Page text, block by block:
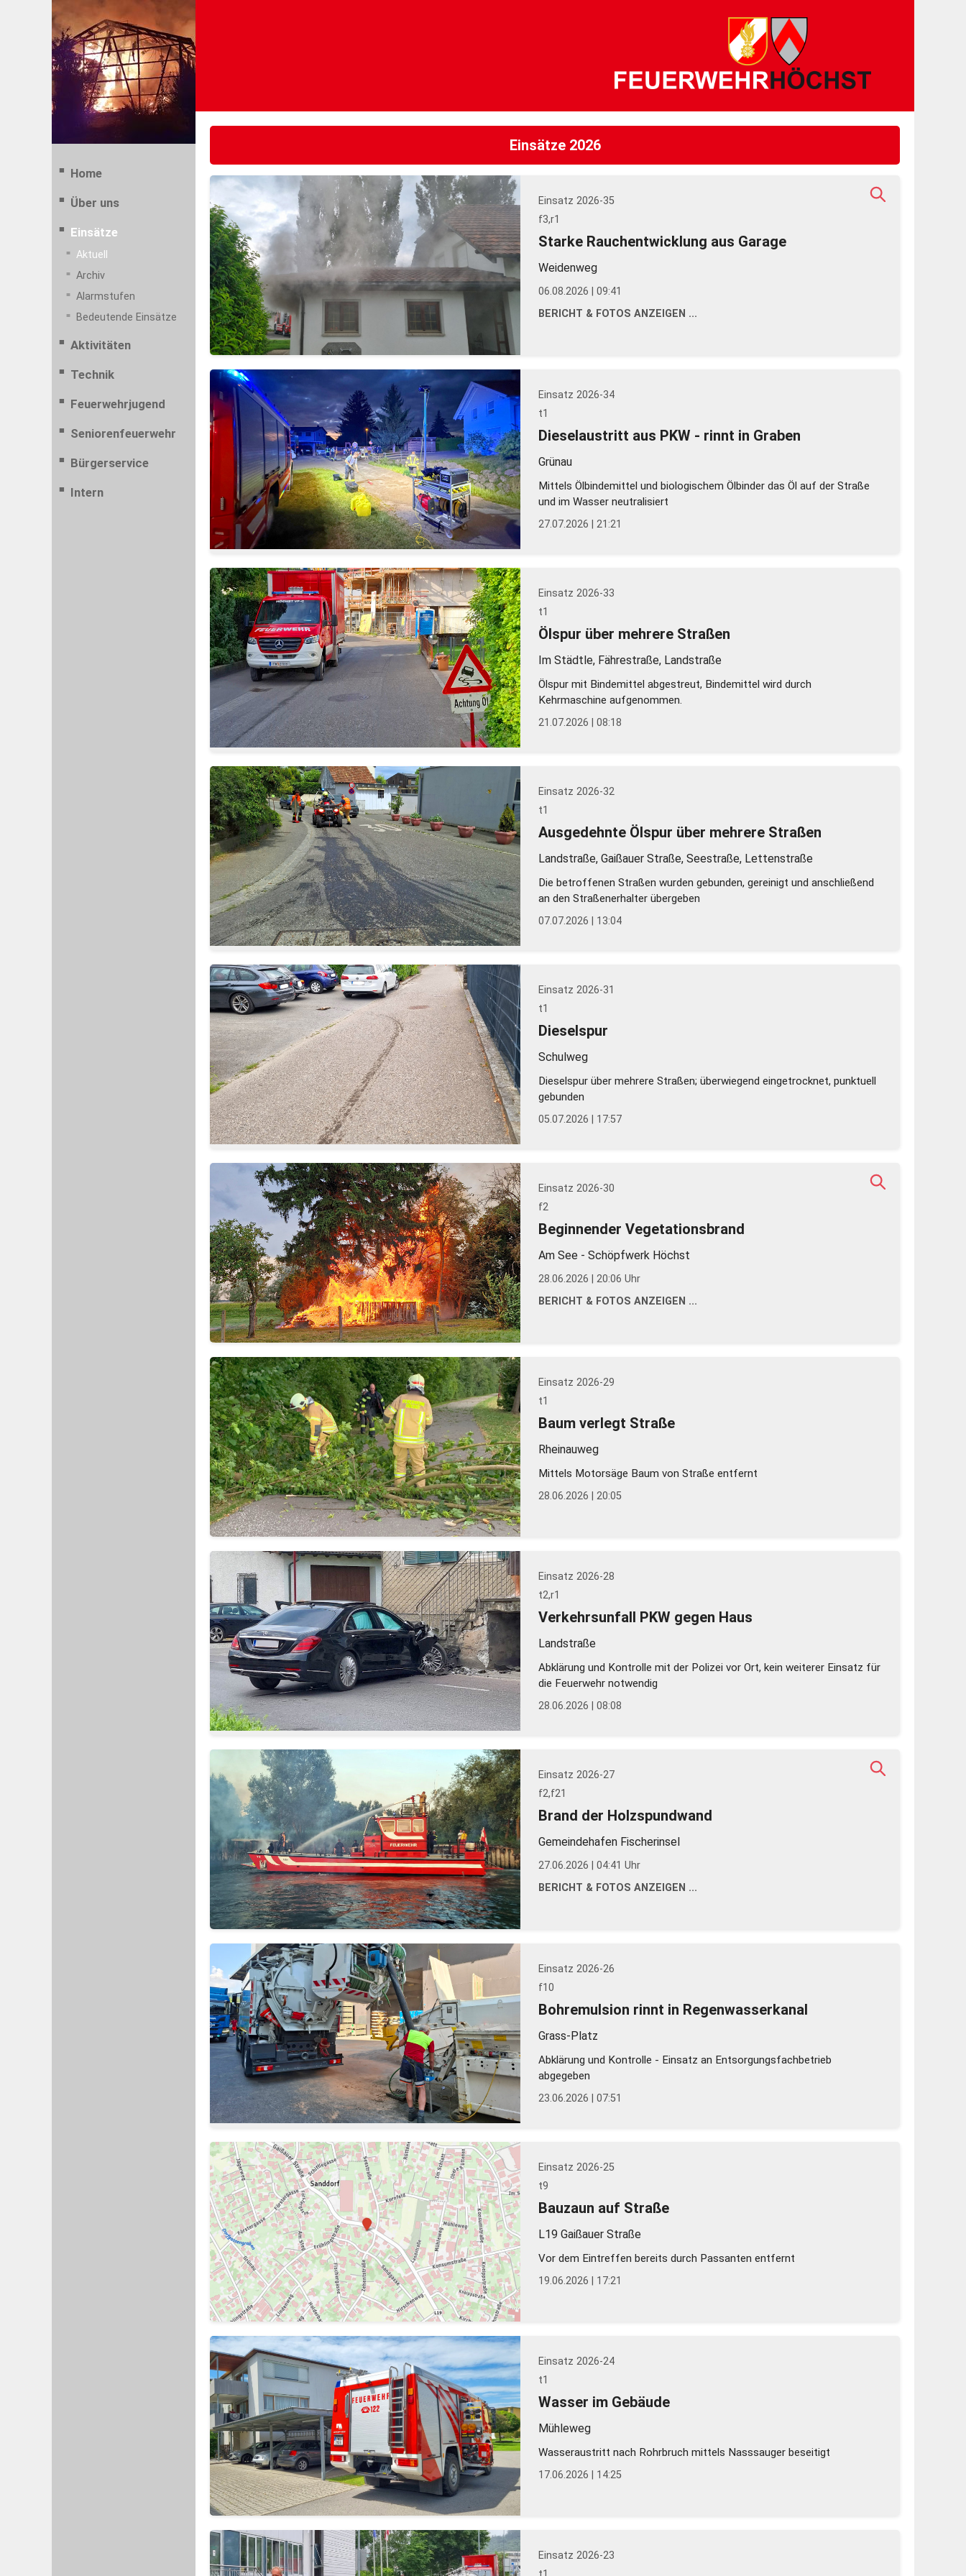
Home
Über uns
Einsätze
Aktuell
Archiv
Alarmstufen
Bedeutende Einsätze
Aktivitäten
Technik
Feuerwehrjugend
Seniorenfeuerwehr
Bürgerservice
Intern
Einsätze 2026
Einsatz 2026-35
f3,r1
Starke Rauchentwicklung aus Garage
Weidenweg
06.08.2026 | 09:41
BERICHT & FOTOS ANZEIGEN ...
Einsatz 2026-34
t1
Dieselaustritt aus PKW - rinnt in Graben
Grünau
Mittels Ölbindemittel und biologischem Ölbinder das Öl auf der Straße
und im Wasser neutralisiert
27.07.2026 | 21:21
Einsatz 2026-33
t1
Ölspur über mehrere Straßen
Im Städtle, Fährestraße, Landstraße
Ölspur mit Bindemittel abgestreut, Bindemittel wird durch
Kehrmaschine aufgenommen.
21.07.2026 | 08:18
Einsatz 2026-32
t1
Ausgedehnte Ölspur über mehrere Straßen
Landstraße, Gaißauer Straße, Seestraße, Lettenstraße
Die betroffenen Straßen wurden gebunden, gereinigt und anschließend
an den Straßenerhalter übergeben
07.07.2026 | 13:04
Einsatz 2026-31
t1
Dieselspur
Schulweg
Dieselspur über mehrere Straßen; überwiegend eingetrocknet, punktuell
gebunden
05.07.2026 | 17:57
Einsatz 2026-30
f2
Beginnender Vegetationsbrand
Am See - Schöpfwerk Höchst
28.06.2026 | 20:06 Uhr
BERICHT & FOTOS ANZEIGEN ...
Einsatz 2026-29
t1
Baum verlegt Straße
Rheinauweg
Mittels Motorsäge Baum von Straße entfernt
28.06.2026 | 20:05
Einsatz 2026-28
t2,r1
Verkehrsunfall PKW gegen Haus
Landstraße
Abklärung und Kontrolle mit der Polizei vor Ort, kein weiterer Einsatz für
die Feuerwehr notwendig
28.06.2026 | 08:08
Einsatz 2026-27
f2,f21
Brand der Holzspundwand
Gemeindehafen Fischerinsel
27.06.2026 | 04:41 Uhr
BERICHT & FOTOS ANZEIGEN ...
Einsatz 2026-26
f10
Bohremulsion rinnt in Regenwasserkanal
Grass-Platz
Abklärung und Kontrolle - Einsatz an Entsorgungsfachbetrieb
abgegeben
23.06.2026 | 07:51
Einsatz 2026-25
t9
Bauzaun auf Straße
L19 Gaißauer Straße
Vor dem Eintreffen bereits durch Passanten entfernt
19.06.2026 | 17:21
Einsatz 2026-24
t1
Wasser im Gebäude
Mühleweg
Wasseraustritt nach Rohrbruch mittels Nasssauger beseitigt
17.06.2026 | 14:25
Einsatz 2026-23